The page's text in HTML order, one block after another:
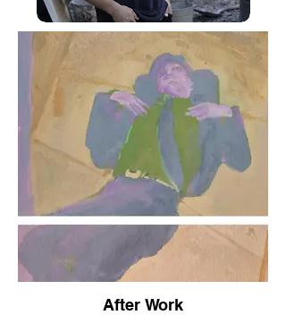
After Work